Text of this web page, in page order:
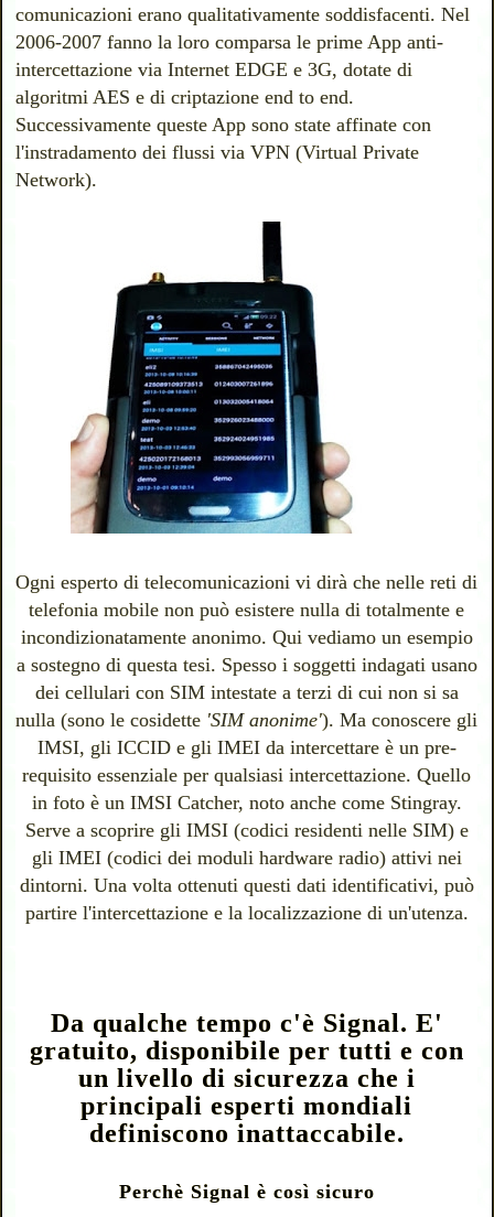
comunicazioni erano qualitativamente soddisfacenti. Nel
2006-2007 fanno la loro comparsa le prime App anti-
intercettazione via Internet EDGE e 3G, dotate di
algoritmi AES e di criptazione end to end.
Successivamente queste App sono state affinate con
l'instradamento dei flussi via VPN (Virtual Private
Network).
Ogni esperto di telecomunicazioni vi dirà che nelle reti di
telefonia mobile non può esistere nulla di totalmente e
incondizionatamente anonimo. Qui vediamo un esempio
a sostegno di questa tesi. Spesso i soggetti indagati usano
dei cellulari con SIM intestate a terzi di cui non si sa
nulla (sono le cosidette 'SIM anonime'). Ma conoscere gli
IMSI, gli ICCID e gli IMEI da intercettare è un pre-
requisito essenziale per qualsiasi intercettazione. Quello
in foto è un IMSI Catcher, noto anche come Stingray.
Serve a scoprire gli IMSI (codici residenti nelle SIM) e
gli IMEI (codici dei moduli hardware radio) attivi nei
dintorni. Una volta ottenuti questi dati identificativi, può
partire l'intercettazione e la localizzazione di un'utenza.
Da qualche tempo c'è Signal. E'
gratuito, disponibile per tutti e con
un livello di sicurezza che i
principali esperti mondiali
definiscono inattaccabile.
Perchè Signal è così sicuro